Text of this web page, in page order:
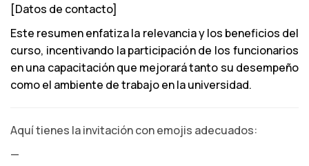
[Datos de contacto]
Este resumen enfatiza la relevancia y los beneficios del
curso, incentivando la participación de los funcionarios
en una capacitación que mejorará tanto su desempeño
como el ambiente de trabajo en la universidad.
Aquí tienes la invitación con emojis adecuados:
—